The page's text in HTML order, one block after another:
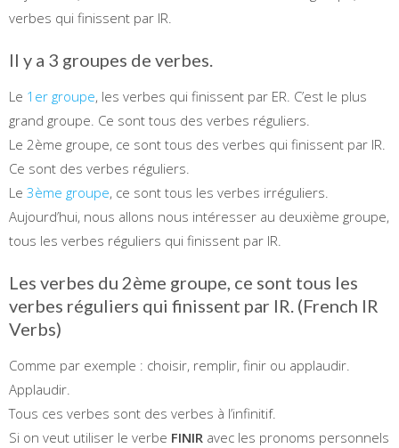
verbes qui finissent par IR.
Il y a 3 groupes de verbes.
Le 1er groupe, les verbes qui finissent par ER. C’est le plus
grand groupe. Ce sont tous des verbes réguliers.
Le 2ème groupe, ce sont tous des verbes qui finissent par IR.
Ce sont des verbes réguliers.
Le 3ème groupe, ce sont tous les verbes irréguliers.
Aujourd’hui, nous allons nous intéresser au deuxième groupe,
tous les verbes réguliers qui finissent par IR.
Les verbes du 2ème groupe, ce sont tous les
verbes réguliers qui finissent par IR. (French IR
Verbs)
Comme par exemple : choisir, remplir, finir ou applaudir.
Applaudir.
Tous ces verbes sont des verbes à l’infinitif.
Si on veut utiliser le verbe FINIR avec les pronoms personnels